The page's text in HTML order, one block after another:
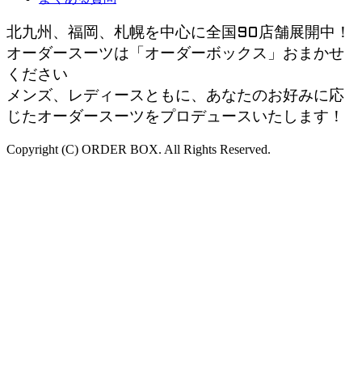
北九州、福岡、札幌を中心に全国90店舗展開中！
オーダースーツは「オーダーボックス」おまかせ
ください
メンズ、レディースともに、あなたのお好みに応
じたオーダースーツをプロデュースいたします！
Copyright (C) ORDER BOX. All Rights Reserved.